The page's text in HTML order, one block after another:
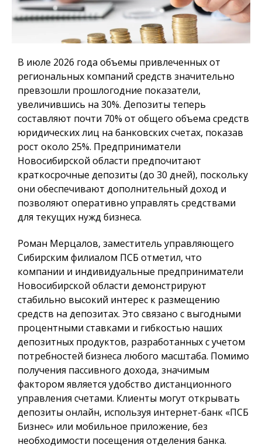
В июле 2026 года объемы привлеченных от
региональных компаний средств значительно
превзошли прошлогодние показатели,
увеличившись на 30%. Депозиты теперь
составляют почти 70% от общего объема средств
юридических лиц на банковских счетах, показав
рост около 25%. Предприниматели
Новосибирской области предпочитают
краткосрочные депозиты (до 30 дней), поскольку
они обеспечивают дополнительный доход и
позволяют оперативно управлять средствами
для текущих нужд бизнеса.
Роман Мерцалов, заместитель управляющего
Сибирским филиалом ПСБ отметил, что
компании и индивидуальные предприниматели
Новосибирской области демонстрируют
стабильно высокий интерес к размещению
средств на депозитах. Это связано с выгодными
процентными ставками и гибкостью наших
депозитных продуктов, разработанных с учетом
потребностей бизнеса любого масштаба. Помимо
получения пассивного дохода, значимым
фактором является удобство дистанционного
управления счетами. Клиенты могут открывать
депозиты онлайн, используя интернет-банк «ПСБ
Бизнес» или мобильное приложение, без
необходимости посещения отделения банка.